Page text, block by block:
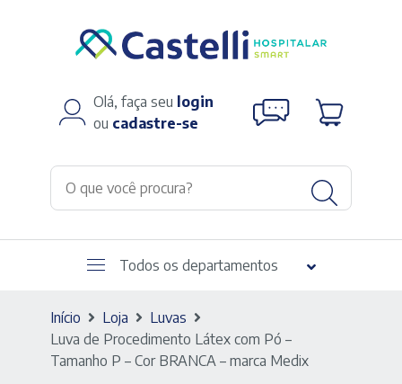
Olá, faça seu login
ou cadastre-se
Todos os departamentos
Início Loja
Luvas
Luva de Procedimento Látex com Pó –
Tamanho P – Cor BRANCA – marca Medix